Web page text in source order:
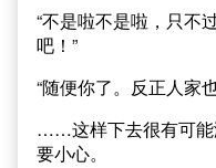
“不是啦不是啦，只不
吧！”
“随便你了。反正人
……这样下去很有可能
要小心。